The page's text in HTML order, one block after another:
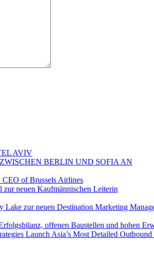
AVIV
BERLIN UND SOFIA AN
CEO of Brussels Airlines
neuen Kaufmännischen Leiterin
zur neuen Destination Marketing
offenen Baustellen und hohen
Launch Asia’s Most Detailed